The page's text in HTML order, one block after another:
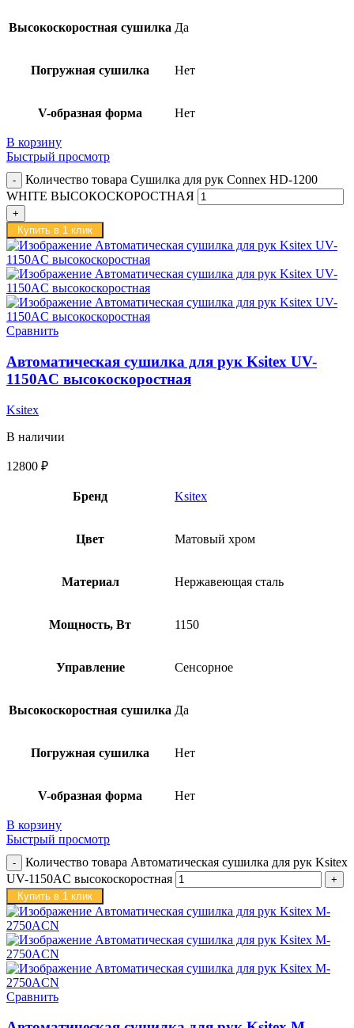
Высокоскоростная сушилка Да
Погружная сушилка Нет
V-образная форма Нет
В корзину
Быстрый просмотр
Количество товара Сушилка для рук Connex HD-1200
WHITE ВЫСОКОСКОРОСТНАЯ
Купить в 1 клик
Сравнить
Автоматическая сушилка для рук Ksitex UV-
1150AC высокоскоростная
Ksitex
В наличии
12800 ₽
Бренд Ksitex
Цвет Матовый хром
Материал Нержавеющая сталь
Мощность, Вт 1150
Управление Сенсорное
Высокоскоростная сушилка Да
Погружная сушилка Нет
V-образная форма Нет
В корзину
Быстрый просмотр
Количество товара Автоматическая сушилка для рук Ksitex
UV-1150AC высокоскоростная
Купить в 1 клик
Сравнить